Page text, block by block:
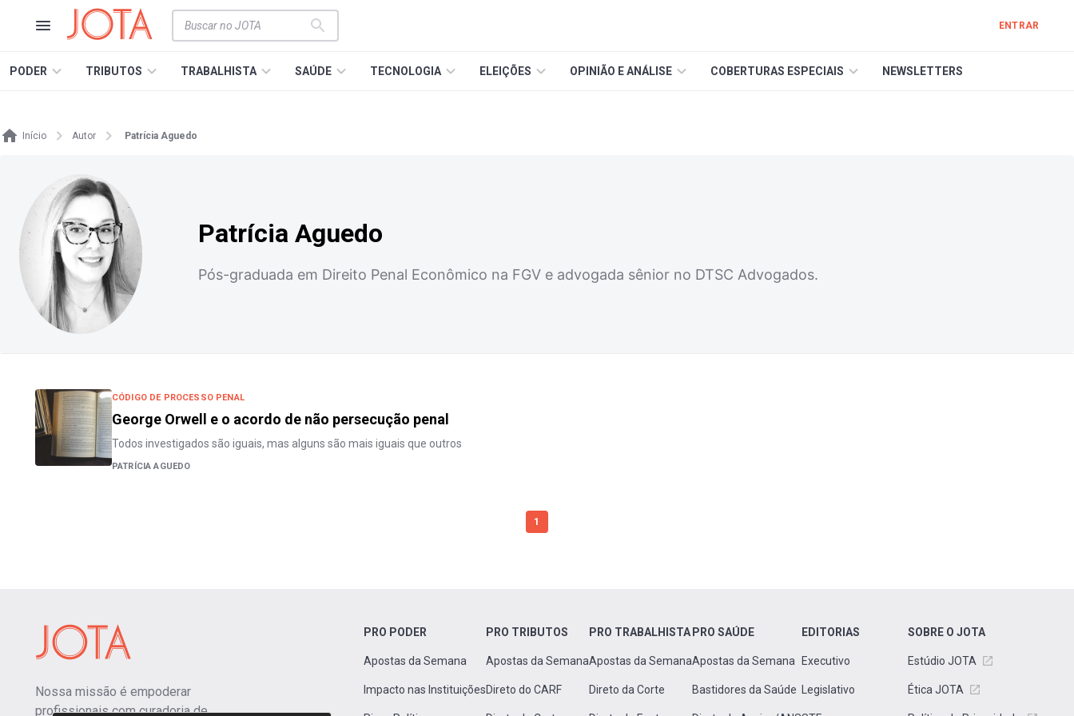
ENTRAR
PODER TRIBUTOS TRABALHISTA SAÚDE TECNOLOGIA ELEIÇÕES OPINIÃO E ANÁLISE COBERTURAS ESPECIAIS NEWSLETTERS
Início Autor Patrícia Aguedo
Patrícia Aguedo
Pós-graduada em Direito Penal Econômico na FGV e advogada sênior no DTSC Advogados.
CÓDIGO DE PROCESSO PENAL
George Orwell e o acordo de não persecução penal
Todos investigados são iguais, mas alguns são mais iguais que outros
PATRÍCIA AGUEDO
1
Nossa missão é empoderar
profissionais com curadoria de
PRO PODER
Apostas da Semana
Impacto nas Instituições
PRO TRIBUTOS
Apostas da Semana
Direto do CARF
PRO TRABALHISTA
Apostas da Semana
Direto da Corte
PRO SAÚDE
Apostas da Semana
Bastidores da Saúde
EDITORIAS
Executivo
Legislativo
SOBRE O JOTA
Estúdio JOTA
Ética JOTA